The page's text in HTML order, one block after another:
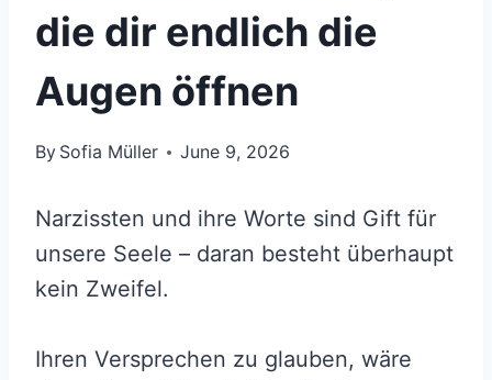
die dir endlich die
Augen öffnen
By Sofia Müller June 9, 2026
Narzissten und ihre Worte sind Gift für
unsere Seele – daran besteht überhaupt
kein Zweifel.
Ihren Versprechen zu glauben, wäre